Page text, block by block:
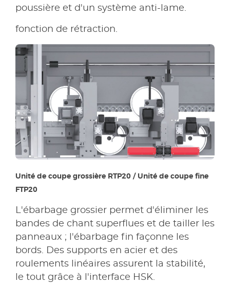
poussière et d'un système anti-lame.
fonction de rétraction.
Unité de coupe grossière RTP20 / Unité de coupe fine
FTP20
L'ébarbage grossier permet d'éliminer les
bandes de chant superflues et de tailler les
panneaux ; l'ébarbage fin façonne les
bords. Des supports en acier et des
roulements linéaires assurent la stabilité,
le tout grâce à l'interface HSK.